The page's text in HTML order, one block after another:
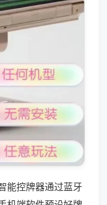
能控牌器通过蓝牙